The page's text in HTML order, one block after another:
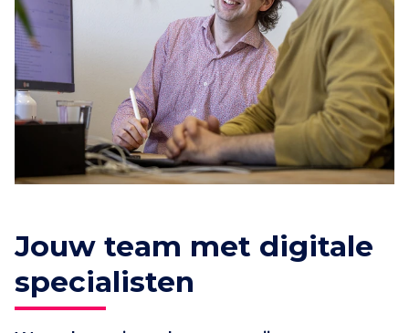
Jouw team met digitale
specialisten